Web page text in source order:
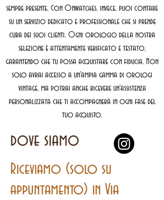
sempre presente. Con Onwatches, invece, puoi contare
su un servizio dedicato e professionale che si prende
cura dei suoi clienti. Ogni orologio della nostra
selezione è attentamente verificato e testato,
garantendo che tu possa acquistare con fiducia. Non
solo avrai accesso a un'ampia gamma di orologi
vintage, ma potrai anche ricevere un'assistenza
personalizzata che ti accompagnerà in ogni fase del
tuo acquisto.
dove siamo
Riceviamo (solo su
appuntamento) in Via